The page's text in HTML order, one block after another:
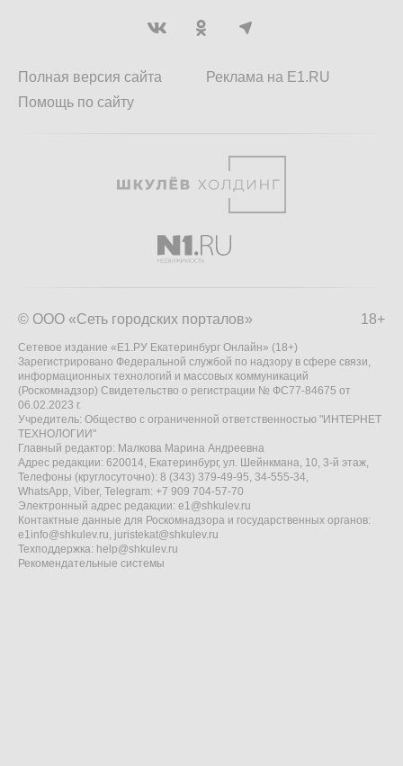
Полная версия сайта
Помощь по сайту
Реклама на E1.RU
18+
© ООО «Сеть городских порталов»
Сетевое издание «Е1.РУ Екатеринбург Онлайн» (18+)
Зарегистрировано Федеральной службой по надзору в сфере связи,
информационных технологий и массовых коммуникаций
(Роскомнадзор) Свидетельство о регистрации № ФС77-84675 от
06.02.2023 г.
Учредитель: Общество с ограниченной ответственностью "ИНТЕРНЕТ
ТЕХНОЛОГИИ"
Главный редактор: Малкова Марина Андреевна
Адрес редакции: 620014, Екатеринбург, ул. Шейнкмана, 10, 3-й этаж,
Телефоны (круглосуточно): 8 (343) 379-49-95, 34-555-34,
WhatsApp, Viber, Telegram: +7 909 704-57-70
Электронный адрес редакции: e1@shkulev.ru
Контактные данные для Роскомнадзора и государственных органов:
e1info@shkulev.ru, juristekat@shkulev.ru
Техподдержка: help@shkulev.ru
Рекомендательные системы